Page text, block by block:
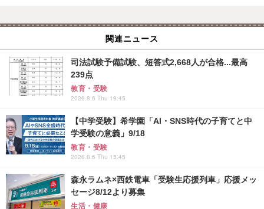
関連ニュース
司法試験予備試験、短答式2,668人が合格...最高
239点
教育・受験
2026.8.6 Thu 19:45
【中学受験】希学園「AI・SNS時代の子育てと中
学受験の意義」9/18
教育・受験
2026.8.6 Thu 15:45
森永ラムネ×西鉄電車「受験生応援列車」応援メッ
セージ8/12より募集
生活・健康